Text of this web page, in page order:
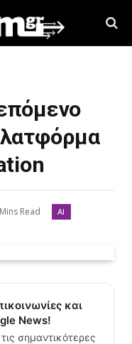
Read AI
και
News!
σημαντικότερες